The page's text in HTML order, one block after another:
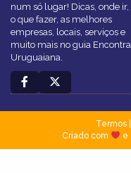
num só lugar! Dicas, onde ir,
o que fazer, as melhores
empresas, locais, serviços e
muito mais no guia Encontra
Uruguaiana.
Termos|
Criado com
e